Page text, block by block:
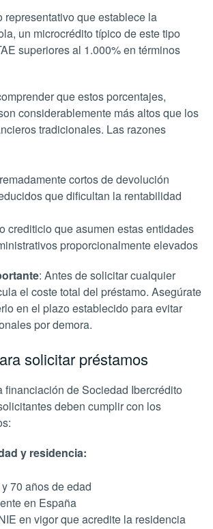
representativo que establece la
un microcrédito típico de este tipo
superiores al 1.000% en términos
que estos porcentajes,
considerablemente más altos que los
tradicionales. Las razones
cortos de devolución
que dificultan la rentabilidad
crediticio que asumen estas entidades
proporcionalmente elevados
: Antes de solicitar cualquier
el coste total del préstamo. Asegúrate
en el plazo establecido para evitar
por demora.
solicitar préstamos
financiación de Sociedad Ibercrédito
deben cumplir con los
y residencia:
70 años de edad
en España
en vigor que acredite la residencia